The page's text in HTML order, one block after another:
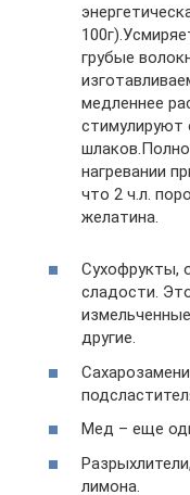
грубые
медленнее
стимулируют
нагревании
что 2 ч.л.
желатина.
Сухофрукты,
сладости.
другие.
Мед – еще
лимона.